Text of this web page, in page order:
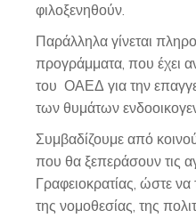
φιλοξενηθούν.
Παράλληλα γίνεται
προγράμματα, που έχει
του ΟΑΕΔ για την
των θυμάτων
Συμβαδίζουμε από
που θα ξεπεράσουν τις
Γραφειοκρατίας, ώστε
της νομοθεσίας, της